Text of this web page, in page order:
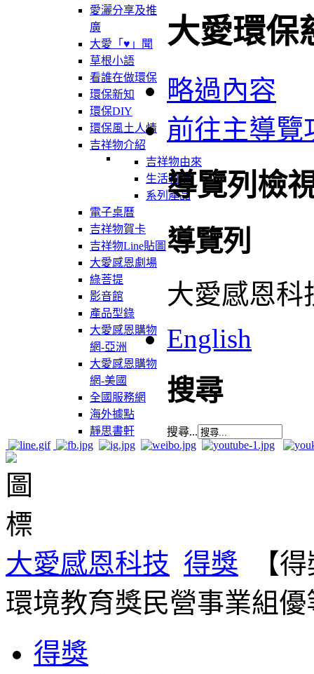
愛灑分享及推
廣
大愛「♥」聞
草根小語
看誰在做環保
環保新知
環保DIY
環保風土人情
吉祥物介紹
吉祥物由來
生活軌跡
系列產品
電子桌曆
吉祥物賀卡
吉祥物Line貼圖
大愛感恩劇場
綠菩提
影音館
產品型錄
大愛感恩購物
網-亞洲
大愛感恩購物
網-美國
全國服務網
海外據點
靜思書軒
大愛環保
略過內容
前往主導覽
導覽列檢
導覽列
大愛感恩科
English
搜尋
搜尋...
大愛感恩科技 得獎
【
環境教育獎民營事業組優
得獎